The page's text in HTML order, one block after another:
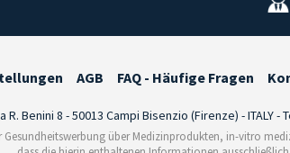
AGB FAQ - Häufige Fragen
R. Benini 8 - 50013 Campi Bisenzio (Firenze) - ITALY -
über Medizinprodukten, in-vitro